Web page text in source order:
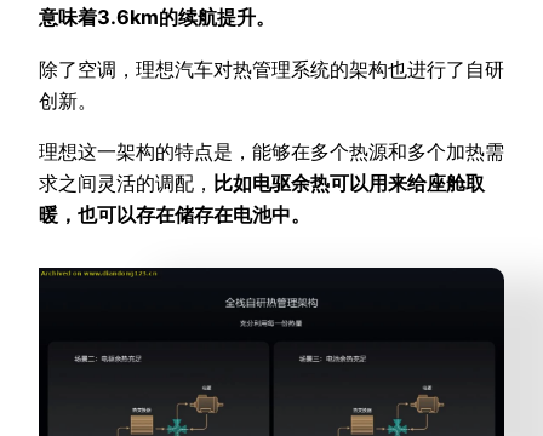
意味着3.6km的续航提升。
除了空调，理想汽车对热管理系统的架构也进行了自研
创新。
理想这一架构的特点是，能够在多个热源和多个加热需
求之间灵活的调配， 比如电驱余热可以用来给座舱取
暖，也可以存在储存在电池中。